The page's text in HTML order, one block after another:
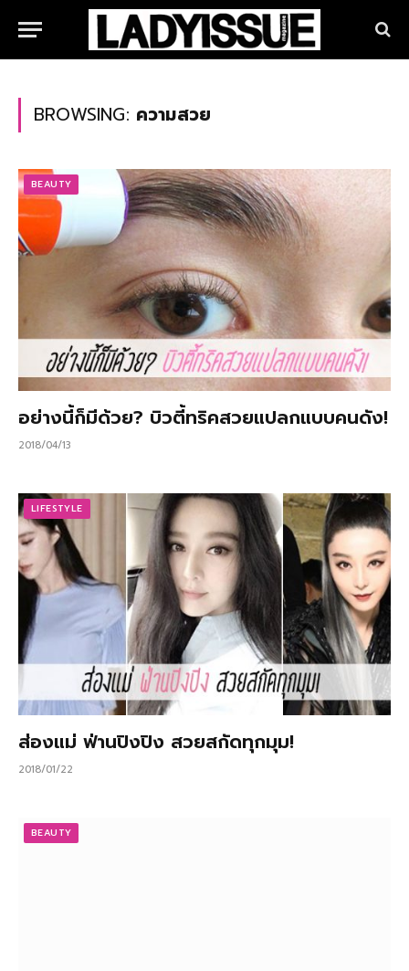
BROWSING: ความสวย
BEAUTY
อย่างนี้ก็มีด้วย? บิวตี้ทริคสวยแปลกแบบคนดัง!
2018/04/13
LIFESTYLE
ส่องแม่ ฟ่านปิงปิง สวยสกัดทุกมุม!
2018/01/22
BEAUTY